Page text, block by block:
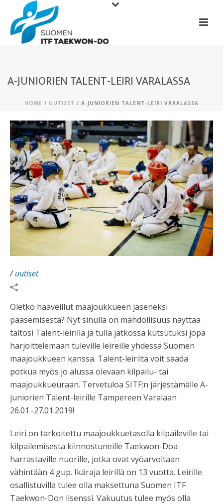
A-JUNIORIEN TALENT-LEIRI VARALASSA
HOME / UUTISET / A-JUNIORIEN TALENT-LEIRI VARALASSA
/uutiset
Oletko haaveillut maajoukkueen jäseneksi
pääsemisestä? Nyt sinulla on mahdollisuus näyttää
taitosi Talent-leirillä ja tulla jatkossa kutsutuksi jopa
harjoittelemaan tuleville leireille yhdessä Suomen
maajoukkueen kanssa. Talent-leiriltä voit saada
potkua myös jo alussa olevaan kilpailu- tai
maajoukkueuraan. Tervetuloa SITF:n järjestämälle A-
juniorien Talent-leirille Tampereen Varalaan
26.01.-27.01.2019!
Leiri on tarkoitettu maajoukkuetasolla kilpaileville tai
kilpailemisesta kiinnostuneille Taekwon-Doa
harrastaville nuorille, jotka ovat vyöarvoltaan
vähintään 4 gup. Ikäraja leirillä on 13 vuotta. Leirille
osallistuvilla tulee olla maksettuna Suomen ITF
Taekwon-Don lisenssi. Vakuutus tulee myös olla